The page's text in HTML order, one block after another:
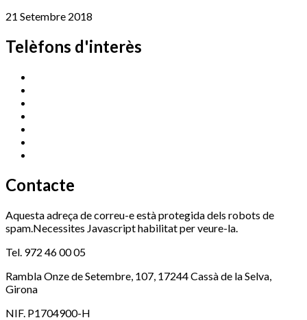
21 Setembre 2018
Telèfons d'interès
Contacte
Aquesta adreça de correu-e està protegida dels robots de
spam.Necessites Javascript habilitat per veure-la.
Tel. 972 46 00 05
Rambla Onze de Setembre, 107, 17244 Cassà de la Selva,
Girona
NIF. P1704900-H